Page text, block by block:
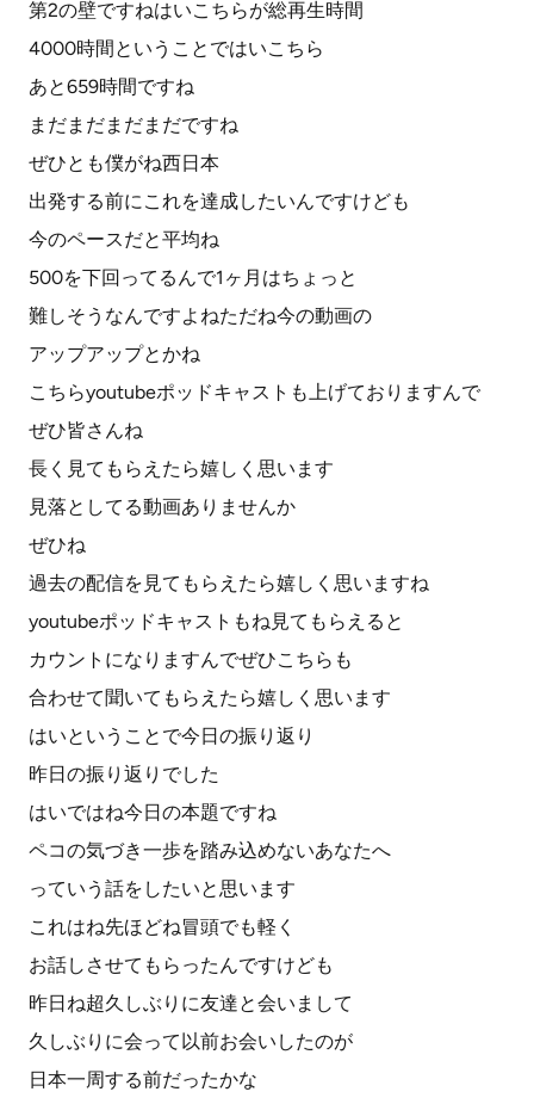
第2の壁ですねはいこちらが総再生時間
4000時間ということではいこちら
あと659時間ですね
まだまだまだまだですね
ぜひとも僕がね西日本
出発する前にこれを達成したいんですけども
今のペースだと平均ね
500を下回ってるんで1ヶ月はちょっと
難しそうなんですよねただね今の動画の
アップアップとかね
こちらyoutubeポッドキャストも上げておりますんで
ぜひ皆さんね
長く見てもらえたら嬉しく思います
見落としてる動画ありませんか
ぜひね
過去の配信を見てもらえたら嬉しく思いますね
youtubeポッドキャストもね見てもらえると
カウントになりますんでぜひこちらも
合わせて聞いてもらえたら嬉しく思います
はいということで今日の振り返り
昨日の振り返りでした
はいではね今日の本題ですね
ペコの気づき一歩を踏み込めないあなたへ
っていう話をしたいと思います
これはね先ほどね冒頭でも軽く
お話しさせてもらったんですけども
昨日ね超久しぶりに友達と会いまして
久しぶりに会って以前お会いしたのが
日本一周する前だったかな